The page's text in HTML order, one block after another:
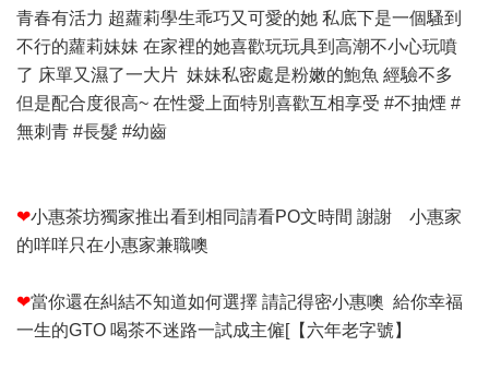
青春有活力 超蘿莉學生乖巧又可愛的她 私底下是一個騷到
不行的蘿莉妹妹 在家裡的她喜歡玩玩具到高潮不小心玩噴
了 床單又濕了一大片 妹妹私密處是粉嫩的鮑魚 經驗不多
但是配合度很高~ 在性愛上面特別喜歡互相享受 #不抽煙 #
無刺青 #長髮 #幼齒
❤小惠茶坊獨家推出看到相同請看PO文時間 謝謝 小惠家
的咩咩只在小惠家兼職噢
❤當你還在糾結不知道如何選擇 請記得密小惠噢 給你幸福
一生的GTO 喝茶不迷路一試成主僱[【六年老字號】